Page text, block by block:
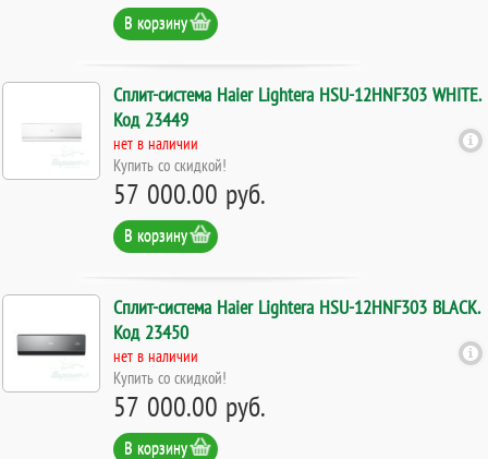
В корзину
Сплит-система Haier Lightera HSU-12HNF303 WHITE.
Код 23449
нет в наличии
Купить со скидкой!
57 000.00 руб.
В корзину
Сплит-система Haier Lightera HSU-12HNF303 BLACK.
Код 23450
нет в наличии
Купить со скидкой!
57 000.00 руб.
В корзину